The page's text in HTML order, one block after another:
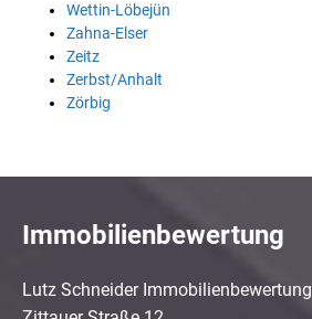
Wettin-Löbejün
Zahna-Elser
Zeitz
Zerbst/Anhalt
Zörbig
Immobilienbewertung
Lutz Schneider Immobilienbewertung